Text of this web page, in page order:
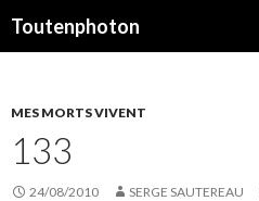
Toutenphoton
MES MORTS VIVENT
133
24/08/2010 SERGE SAUTEREAU